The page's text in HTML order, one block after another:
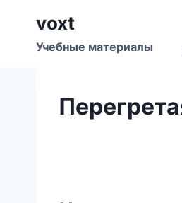
содержимому
voxt
Учебные материалы